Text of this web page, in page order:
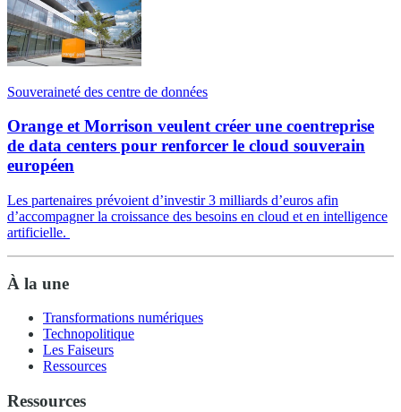
Souveraineté des centre de données
Orange et Morrison veulent créer une coentreprise
de data centers pour renforcer le cloud souverain
européen
Les partenaires prévoient d’investir 3 milliards d’euros afin
d’accompagner la croissance des besoins en cloud et en intelligence
artificielle.
À la une
Transformations numériques
Technopolitique
Les Faiseurs
Ressources
Ressources